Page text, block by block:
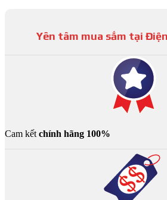
Yên tâm mua sắm tại
Cam kết chính hãng 100%